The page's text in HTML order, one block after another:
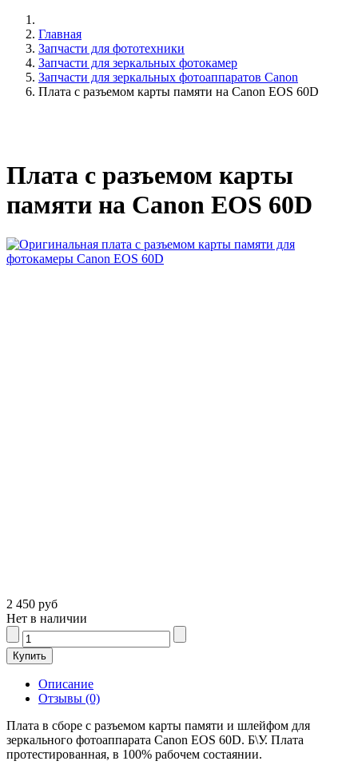
Главная
Запчасти для фототехники
Запчасти для зеркальных фотокамер
Запчасти для зеркальных фотоаппаратов Canon
Плата с разъемом карты памяти на Canon EOS 60D
Плата с разъемом карты
памяти на Canon EOS 60D
2 450 руб
Нет в наличии
Описание
Отзывы (0)
Плата в сборе с разъемом карты памяти и шлейфом для
зеркального фотоаппарата Canon EOS 60D. Б\У. Плата
протестированная, в 100% рабочем состаянии.